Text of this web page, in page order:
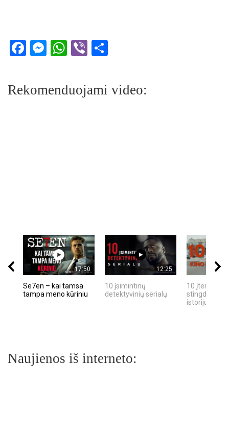
Facebook
Messenger
WhatsApp
Viber
Rekomenduojami video:
17:50
Se7en – kai tamsa
tampa meno kūriniu
12:25
10 įsimintinų
detektyvinių serialų
10 įtemptų,
stingdančių
istorijų
Naujienos iš interneto: